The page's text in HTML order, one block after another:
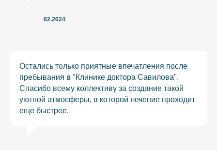
02.2024
Остались только приятные впечатления после
пребывания в "Клинике доктора Савилова".
Спасибо всему коллективу за создание такой
уютной атмосферы, в которой лечение проходит
еще быстрее.